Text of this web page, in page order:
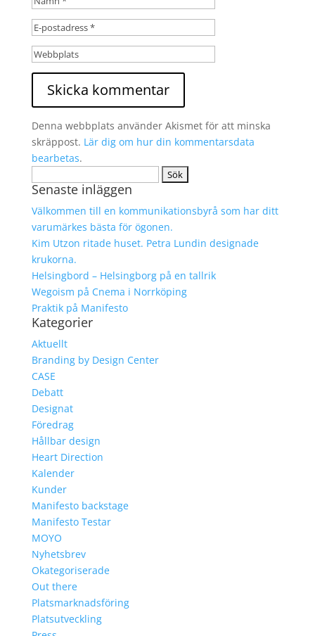
Denna webbplats använder Akismet för att minska
skräppost. Lär dig om hur din kommentarsdata
bearbetas.
efter:
Senaste inläggen
Välkommen till en kommunikationsbyrå som har ditt
varumärkes bästa för ögonen.
Kim Utzon ritade huset. Petra Lundin designade
krukorna.
Helsingbord – Helsingborg på en tallrik
Wegoism på Cnema i Norrköping
Praktik på Manifesto
Kategorier
Aktuellt
Branding by Design Center
CASE
Debatt
Designat
Föredrag
Hållbar design
Heart Direction
Kalender
Kunder
Manifesto backstage
Manifesto Testar
MOYO
Nyhetsbrev
Okategoriserade
Out there
Platsmarknadsföring
Platsutveckling